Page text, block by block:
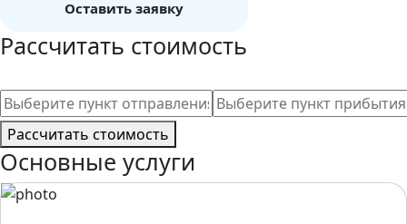
Оставить заявку
Рассчитать стоимость
Рассчитать стоимость
Основные услуги